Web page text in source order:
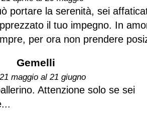
portare la serenità, sei
il tuo impegno. In
per ora non prendere
Gemelli
maggio al 21 giugno
Attenzione solo se sei